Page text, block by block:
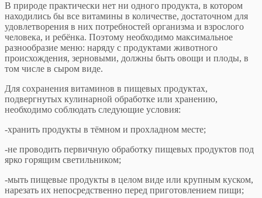
В природе практически нет ни одного продукта, в котором
находились бы все витамины в количестве, достаточном для
удовлетворения в них потребностей организма и взрослого
человека, и ребёнка. Поэтому необходимо максимальное
разнообразие меню: наряду с продуктами животного
происхождения, зерновыми, должны быть овощи и плоды, в
том числе в сыром виде.
Для сохранения витаминов в пищевых продуктах,
подвергнутых кулинарной обработке или хранению,
необходимо соблюдать следующие условия:
-хранить продукты в тёмном и прохладном месте;
-не проводить первичную обработку пищевых продуктов под
ярко горящим светильником;
-мыть пищевые продукты в целом виде или крупным куском,
нарезать их непосредственно перед приготовлением пищи;